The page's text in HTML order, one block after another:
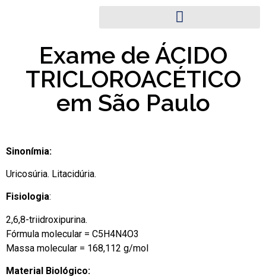
Exame de ÁCIDO
TRICLOROACÉTICO
em São Paulo
Sinonímia:
Uricosúria. Litacidúria.
Fisiologia:
2,6,8-triidroxipurina.
Fórmula molecular = C5H4N4O3
Massa molecular = 168,112 g/mol
Material Biológico: